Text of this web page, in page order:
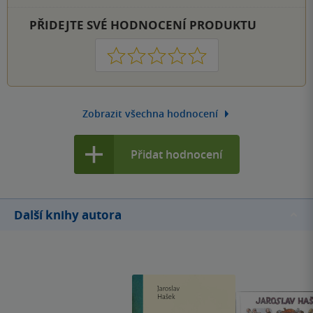
PŘIDEJTE SVÉ HODNOCENÍ PRODUKTU
1 2 3 4 5
Zobrazit všechna hodnocení
Přidat hodnocení
Další knihy autora